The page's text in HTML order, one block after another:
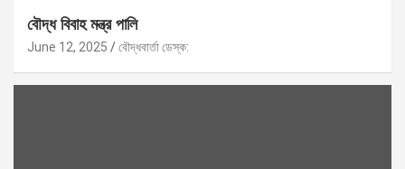
বৌদ্ধ বিবাহ মন্ত্র পালি
June 12, 2025 বৌদ্ধবার্তা ডেস্ক: